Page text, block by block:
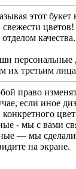
этот
свежести
качества.
персональные
их третьим
право
если иное
- мы с вами
— мы
на экране.